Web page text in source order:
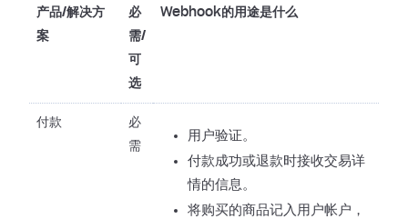
产品/解决方
案
必
需/
可
选
Webhook的用途是什么
付款
必
需
用户验证。
付款成功或退款时接收交易详
情的信息。
将购买的商品记入用户帐户，